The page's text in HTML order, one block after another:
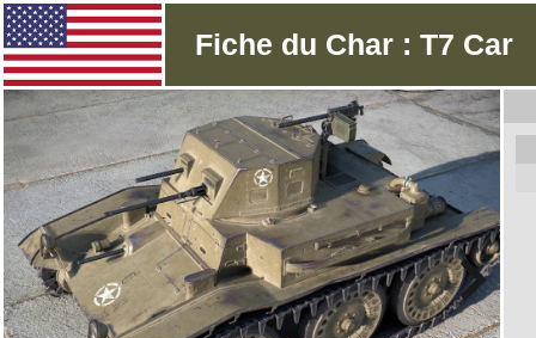
Fiche du Char : T7 Car